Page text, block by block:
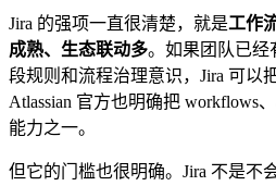
Jira 的强项一直很清楚，就是工作
成熟、生态联动多。如果团队已经
段规则和流程治理意识，Jira 可以
Atlassian 官方也明确把 workflows
能力之一。
但它的门槛也很明确。Jira 不是不